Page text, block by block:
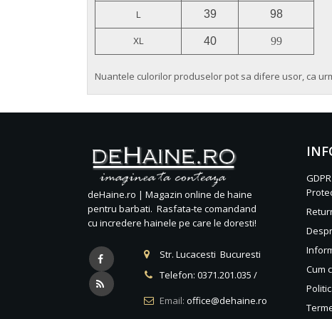
L 39 98
XL 40 99
Nuantele culorilor produselor pot sa difere usor, ca
deHaine.ro | Magazin online de haine
pentru barbati. Rasfata-te comandand
cu incredere hainele pe care le doresti!
Str. Lucacesti Bucuresti
Telefon: 0371.201.035 /
Email: office@dehaine.ro
Cum